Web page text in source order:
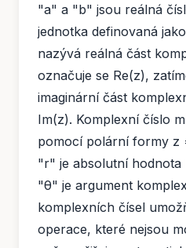
"a" a "b" jsou reálná
jednotka definovaná
nazývá reálná část
označuje se Re(z),
imaginární část
Im(z). Komplexní číslo
pomocí polární formy z
"r" je absolutní hodnota
"θ" je argument
komplexních čísel
operace, které nejsou